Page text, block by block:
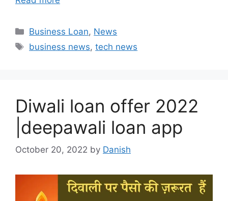
Categories
Business Loan, News
Tags
business news,tech news
Diwali loan offer 2022
|deepawali loan app
October 20, 2022 by Danish